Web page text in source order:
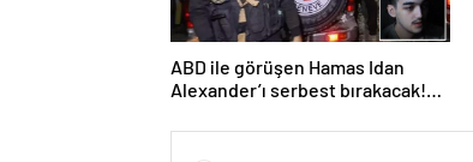
ABD ile görüşen Hamas Idan
Alexander’ı serbest bırakacak!